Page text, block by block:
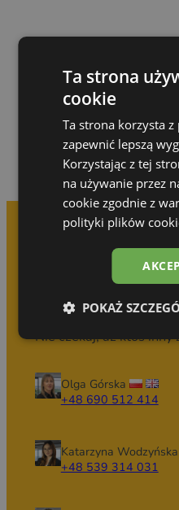
Przejdź
Umów się na
bezpłatną
Nie czekaj, aż ktoś inny
Olga Górska
+48 690 512 414
Katarzyna Wodzyńska
+48 539 314 031
Ta strona
cookie
Ta strona korzysta
zapewnić lepszą
Korzystając z tej
na używanie przez
cookie zgodnie z
polityki plików
POKAŻ